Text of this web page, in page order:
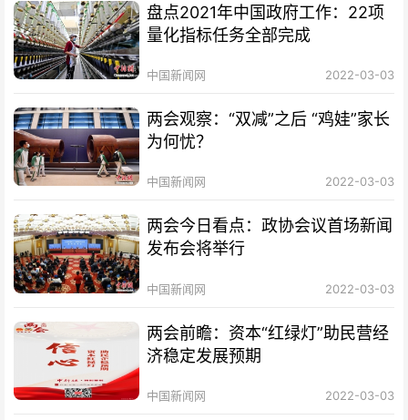
盘点2021年中国政府工作：22项
量化指标任务全部完成
中国新闻网 2022-03-03
两会观察：“双减”之后 “鸡娃”家长
为何忧？
中国新闻网 2022-03-03
两会今日看点：政协会议首场新闻
发布会将举行
中国新闻网 2022-03-03
两会前瞻：资本“红绿灯”助民营经
济稳定发展预期
中国新闻网 2022-03-03